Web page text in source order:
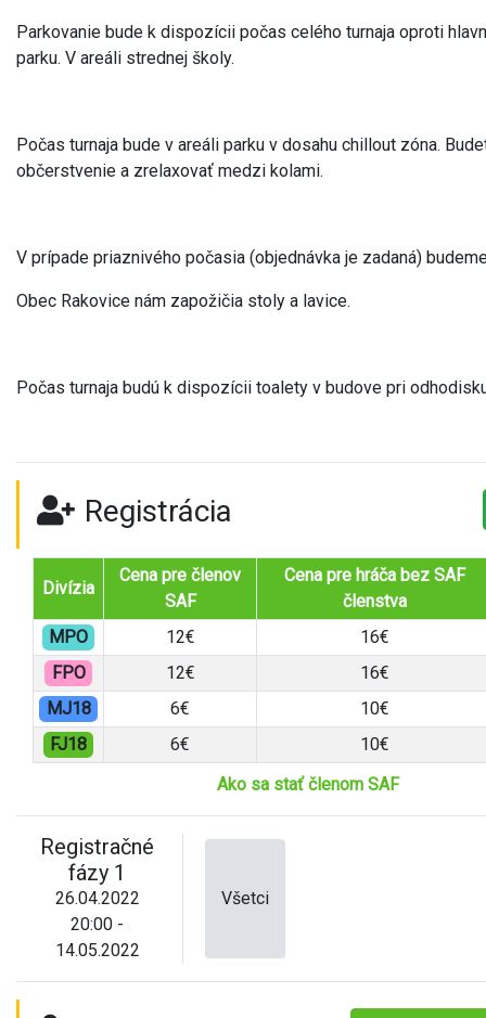
Parkovanie bude k dispozícii počas celého turnaja oproti
parku. V areáli strednej školy.
Počas turnaja bude v areáli parku v dosahu chillout zóna.
občerstvenie a zrelaxovať medzi kolami.
V prípade priaznivého počasia (objednávka je zadaná)
Obec Rakovice nám zapožičia stoly a lavice.
Počas turnaja budú k dispozícii toalety v budove pri
Registrácia
Divízia
Cena pre členov
SAF
Cena pre hráča bez SAF
členstva
MPO
12€
16€
FPO
12€
16€
MJ18
6€
10€
FJ18
6€
10€
Ako sa stať členom SAF
Registračné
fázy 1
26.04.2022
20:00 -
14.05.2022
Všetci